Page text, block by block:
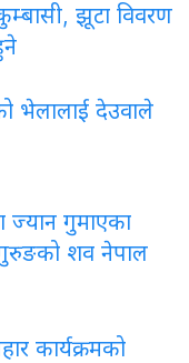
झूटा विवरण
भेलालाई देउवाले
ज्यान गुमाएका
गुरुङको शव नेपाल
कार्यक्रमको